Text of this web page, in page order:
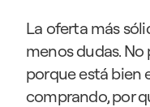
La oferta más
menos dudas.
porque está bien
comprando, por